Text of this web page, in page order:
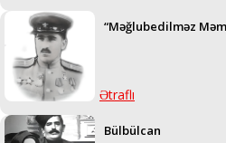
“Məğlubedilməz
Ətraflı
Bülbülcan